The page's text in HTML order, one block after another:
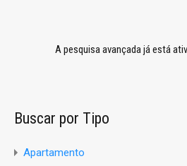
A pesquisa avançada já está
Buscar por Tipo
Apartamento